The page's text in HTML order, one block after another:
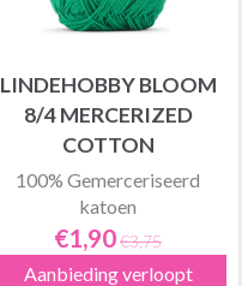
LINDEHOBBY BLOOM
8/4 MERCERIZED
COTTON
100% Gemerceriseerd
katoen
€1,90€3,75
Aanbieding verloopt